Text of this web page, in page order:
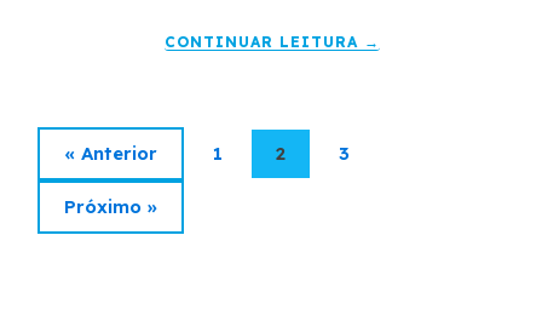
CONTINUAR LEITURA →
« Anterior 1 2 3
Próximo »